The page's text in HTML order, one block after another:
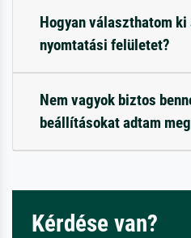
Hogyan választhatom
nyomtatási felületet?
Nem vagyok biztos
beállításokat adtam
Kérdése van?